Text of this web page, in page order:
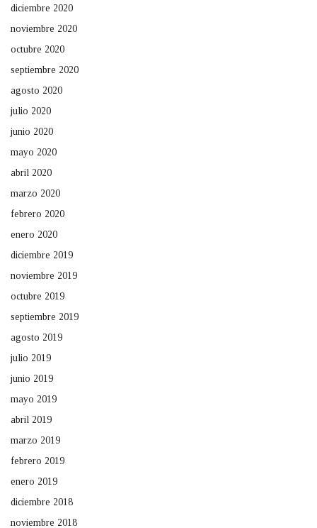
diciembre 2020
noviembre 2020
octubre 2020
septiembre 2020
agosto 2020
julio 2020
junio 2020
mayo 2020
abril 2020
marzo 2020
febrero 2020
enero 2020
diciembre 2019
noviembre 2019
octubre 2019
septiembre 2019
agosto 2019
julio 2019
junio 2019
mayo 2019
abril 2019
marzo 2019
febrero 2019
enero 2019
diciembre 2018
noviembre 2018